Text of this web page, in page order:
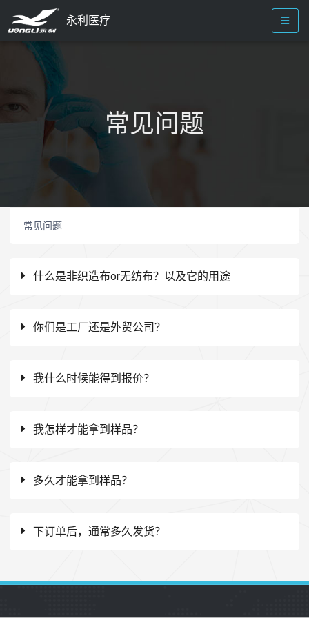
永利医疗
常见问题
常见问题
什么是非织造布or无纺布？以及它的用途
你们是工厂还是外贸公司？
我什么时候能得到报价？
我怎样才能拿到样品？
多久才能拿到样品？
下订单后，通常多久发货？